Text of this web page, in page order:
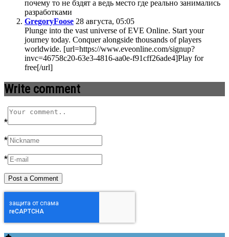
почему то не бздят а ведь место где реально занимались
разработками
GregoryFoose 28 августа, 05:05
Plunge into the vast universe of EVE Online. Start your
journey today. Conquer alongside thousands of players
worldwide. [url=https://www.eveonline.com/signup?
invc=46758c20-63e3-4816-aa0e-f91cff26ade4]Play for
free[/url]
Write comment
*
*
*